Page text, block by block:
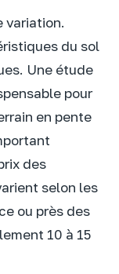
variation.
du sol
Une étude
pour
en pente
des
selon les
ou près des
10 à 15